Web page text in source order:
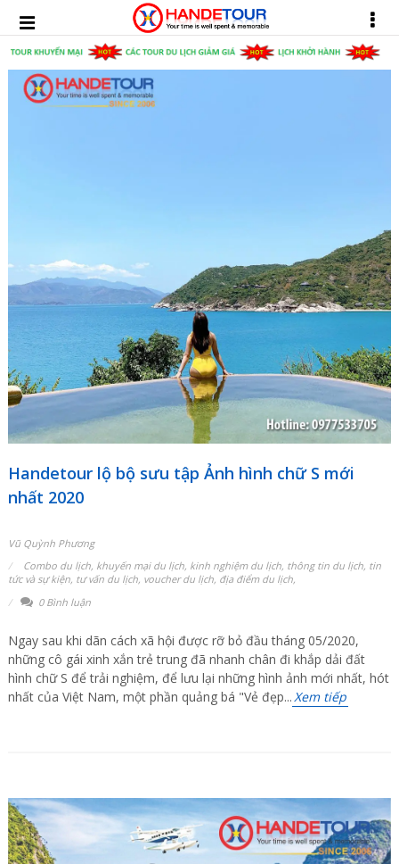
Handetour lộ bộ sưu tập Ảnh hình chữ S mới
nhất 2020
Vũ Quỳnh Phương
Combo du lịch, khuyến mại du lịch, kinh nghiệm du lịch, thông tin du lịch, tin
tức và sự kiện, tư vấn du lịch, voucher du lịch, địa điểm du lịch,
0 Bình luận
Ngay sau khi dãn cách xã hội được rỡ bỏ đầu tháng 05/2020,
những cô gái xinh xắn trẻ trung đã nhanh chân đi khắp dải đất
hình chữ S để trải nghiệm, để lưu lại những hình ảnh mới nhất, hót
nhất của Việt Nam, một phần quảng bá "Vẻ đẹp...Xem tiếp